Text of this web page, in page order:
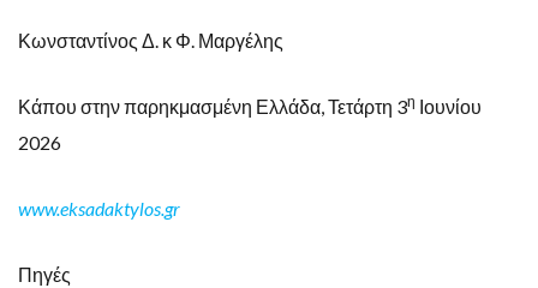
Κωνσταντίνος Δ. κ Φ. Μαργέλης
Κάπου στην παρηκμασμένη Ελλάδα, Τετάρτη 3η Ιουνίου
2026
www.eksadaktylos.gr
Πηγές